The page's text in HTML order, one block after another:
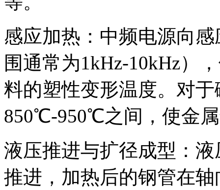
感应加热：中频电源向
围通常为1kHz-10kHz）
料的塑性变形温度。对
850℃-950℃之间，使金
液压推进与扩径成型：
推进，加热后的钢管在